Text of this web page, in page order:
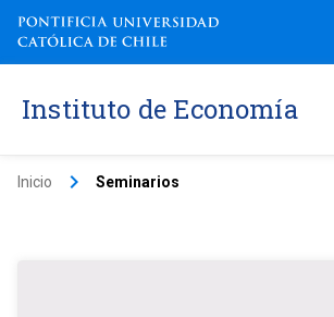
Instituto de Economía
Inicio keyboard_arrow_right Seminarios